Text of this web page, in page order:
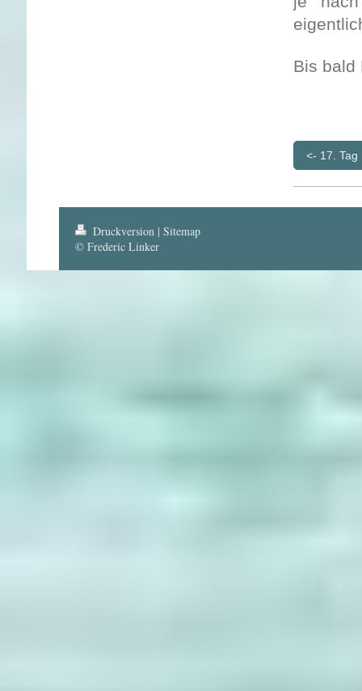
Bis bald
<- 17. Tag
Druckversion | Sitemap
© Frederic Linker